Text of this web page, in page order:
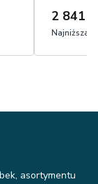
2 841
Najniższa
asortymentu